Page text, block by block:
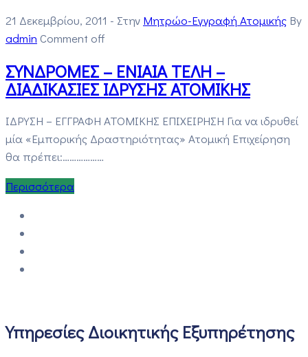
21 Δεκεμβρίου, 2011 - Στην Μητρώο-Εγγραφή Ατομικής By
admin Comment off
ΣΥΝΔΡΟΜΕΣ – ΕΝΙΑΙΑ ΤΕΛΗ –
ΔΙΑΔΙΚΑΣΙΕΣ ΙΔΡΥΣΗΣ ΑΤΟΜΙΚΗΣ
ΙΔΡΥΣΗ – ΕΓΓΡΑΦΗ ΑΤΟΜΙΚΗΣ ΕΠΙΧΕΙΡΗΣΗ Για να ιδρυθεί
μία «Εμπορικής Δραστηριότητας» Ατομική Επιχείρηση
θα πρέπει:………………
Περισσότερα
Υπηρεσίες Διοικητικής Εξυπηρέτησης